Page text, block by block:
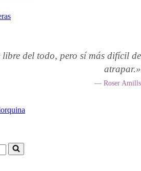
del todo, pero sí más difícil de
atrapar.»
— Roser Amills